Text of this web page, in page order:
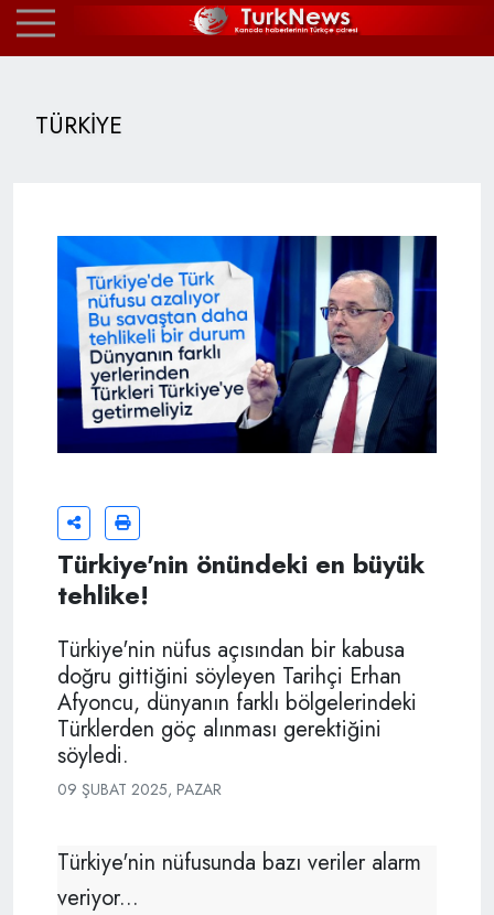
TÜRKİYE
Türkiye'nin önündeki en büyük
tehlike!
Türkiye'nin nüfus açısından bir kabusa
doğru gittiğini söyleyen Tarihçi Erhan
Afyoncu, dünyanın farklı bölgelerindeki
Türklerden göç alınması gerektiğini
söyledi.
09 ŞUBAT 2025, PAZAR
Türkiye'nin nüfusunda bazı veriler alarm
veriyor...